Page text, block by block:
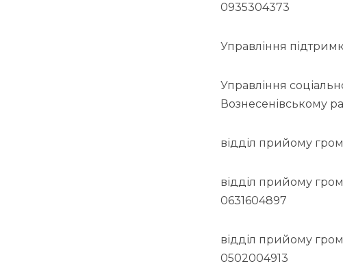
0935304373
Управління
Управління
Вознесенівському
відділ прийому
відділ прийому
0631604897
відділ прийому
0502004913